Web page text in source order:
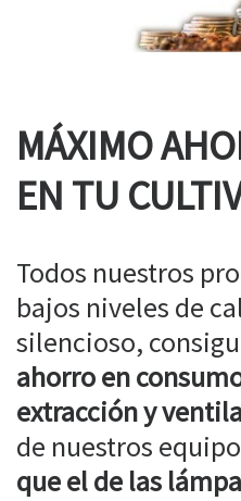
MÁXIMO
EN TU
Todos nuestros
bajos niveles de
silencioso,
ahorro en
extracción y
de nuestros
que el de las